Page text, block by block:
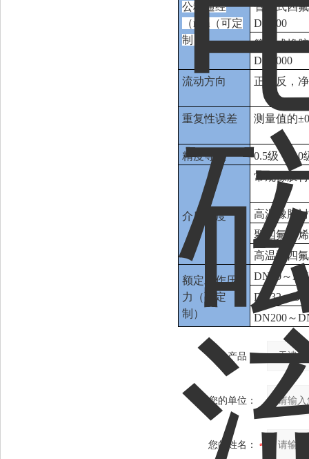
公称通经
（mm（可定
制）
管道式四
DN600
管道式橡
DN2000
流动方向
正，反，
重复性误差 测量值的
精度等级 0.5级，1.0
介质温度
常规橡胶
高温橡胶
聚四氟乙
高温型四
额定工作压
力（可定
制）
DN10～
DN32～
DN200～
产品：
您的单位：
您的姓名：